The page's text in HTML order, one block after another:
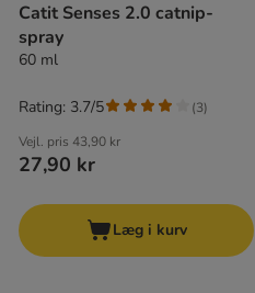
Catit Senses 2.0 catnip-
spray
60 ml
Vejl. pris 43,90 kr
27,90 kr
Rating: 3.7/5 (3)
Læg i kurv